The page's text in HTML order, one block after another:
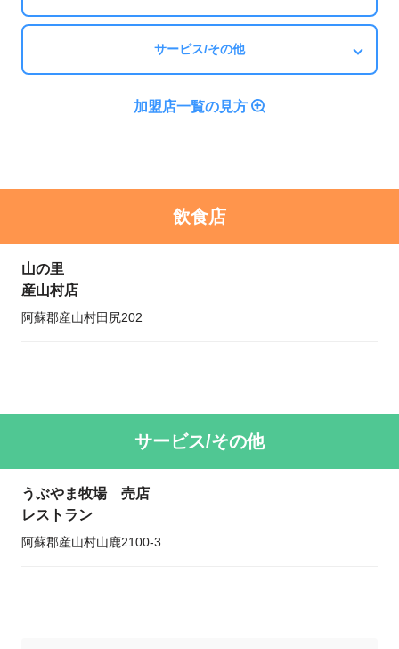
サービス/その他
加盟店一覧の見方
飲食店
山の里
産山村店
阿蘇郡産山村田尻202
サービス/その他
うぶやま牧場 売店
レストラン
阿蘇郡産山村山鹿2100-3